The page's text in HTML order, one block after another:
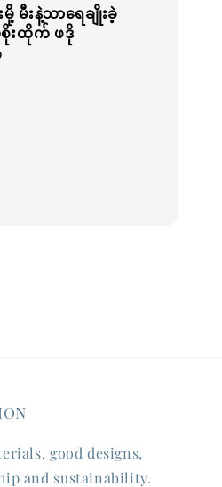
မီးနဲ့သာရေချိုးခဲ့
းထိုက် ဖဒို
good designs,
and sustainability.